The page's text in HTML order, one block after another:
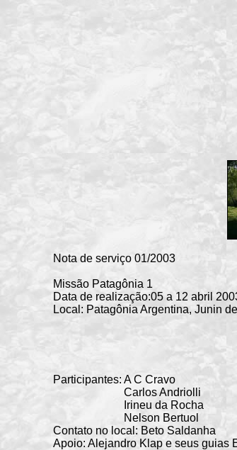
Nota de serviço 01/2003
Missão Patagônia 1
Data de realização:05 a 12 abril
Local: Patagônia Argentina, Junin
Participantes: A C Cravo
Carlos Andriolli
Irineu da Rocha
Nelson Bertuol
Contato no local: Beto Saldanha
Apoio: Alejandro Klap e seus guias